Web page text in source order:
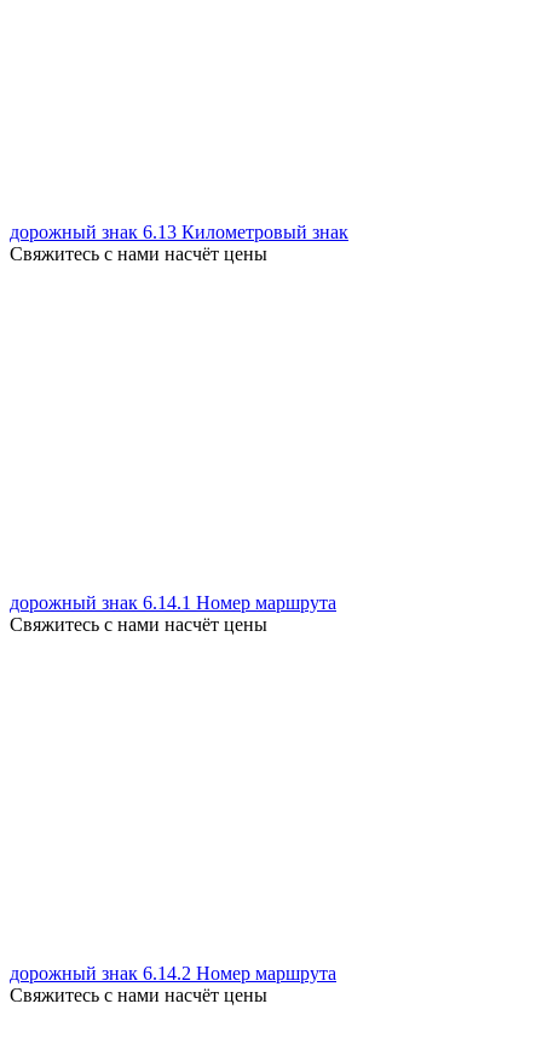
дорожный знак 6.13 Километровый знак
Свяжитесь с нами насчёт цены
дорожный знак 6.14.1 Номер маршрута
Свяжитесь с нами насчёт цены
дорожный знак 6.14.2 Номер маршрута
Свяжитесь с нами насчёт цены